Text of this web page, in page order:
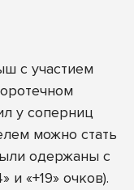
с участием
у соперниц
можно стать
одержаны с
«+19» очков).